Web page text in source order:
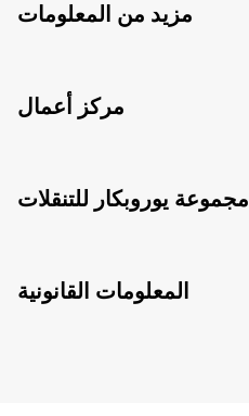
مزيد من المعلومات
مركز أعمال
مجموعة يوروبكار للتنقلات
المعلومات القانونية